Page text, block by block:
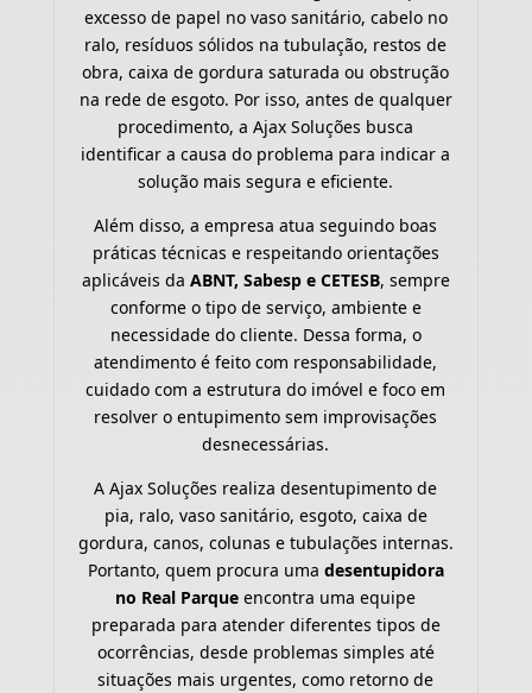
excesso de papel no vaso sanitário, cabelo no
ralo, resíduos sólidos na tubulação, restos de
obra, caixa de gordura saturada ou obstrução
na rede de esgoto. Por isso, antes de qualquer
procedimento, a Ajax Soluções busca
identificar a causa do problema para indicar a
solução mais segura e eficiente.
Além disso, a empresa atua seguindo boas
práticas técnicas e respeitando orientações
aplicáveis da ABNT, Sabesp e CETESB, sempre
conforme o tipo de serviço, ambiente e
necessidade do cliente. Dessa forma, o
atendimento é feito com responsabilidade,
cuidado com a estrutura do imóvel e foco em
resolver o entupimento sem improvisações
desnecessárias.
A Ajax Soluções realiza desentupimento de
pia, ralo, vaso sanitário, esgoto, caixa de
gordura, canos, colunas e tubulações internas.
Portanto, quem procura uma desentupidora
no Real Parque encontra uma equipe
preparada para atender diferentes tipos de
ocorrências, desde problemas simples até
situações mais urgentes, como retorno de